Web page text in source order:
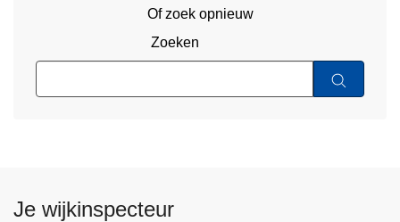
Of zoek opnieuw
Zoeken
Je wijkinspecteur